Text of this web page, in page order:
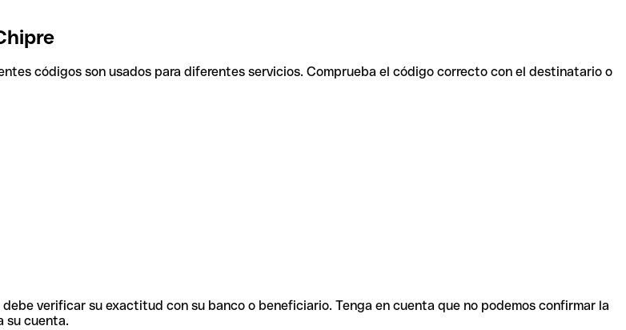
códigos son usados para diferentes servicios. Comprueba el código correcto con el destinatario o
verificar su exactitud con su banco o beneficiario. Tenga en cuenta que no podemos confirmar la
su cuenta.